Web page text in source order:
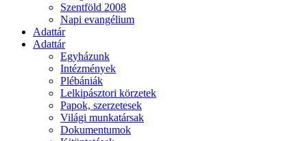
Szentföld 2008
Napi evangélium
Adattár
Adattár
Egyházunk
Intézmények
Plébániák
Lelkipásztori körzetek
Papok, szerzetesek
Világi munkatársak
Dokumentumok